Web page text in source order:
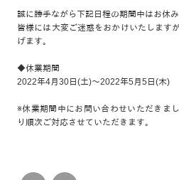
誠に勝手ながら下記日程の期間中はお休
皆様には大変ご迷惑をおかけいたします
げます。
◆休業期間
2022年4月30日(土)～2022年5月5日(木)
※休業期間中にお問い合わせいただきま
り順次ご対応させていただきます。